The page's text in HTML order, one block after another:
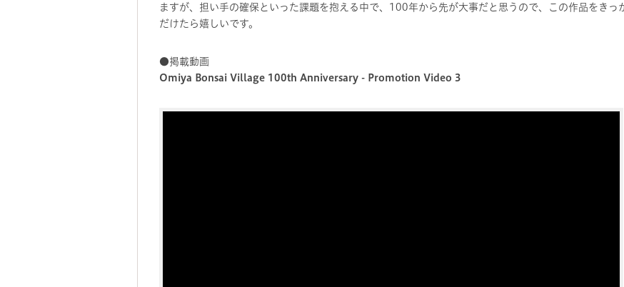
ますが、担い手の確保といった課題を抱える中で、100年から先が大事だと思うので、この作品をきっ
だけたら嬉しいです。
●掲載動画
Omiya Bonsai Village 100th Anniversary - Promotion Video 3